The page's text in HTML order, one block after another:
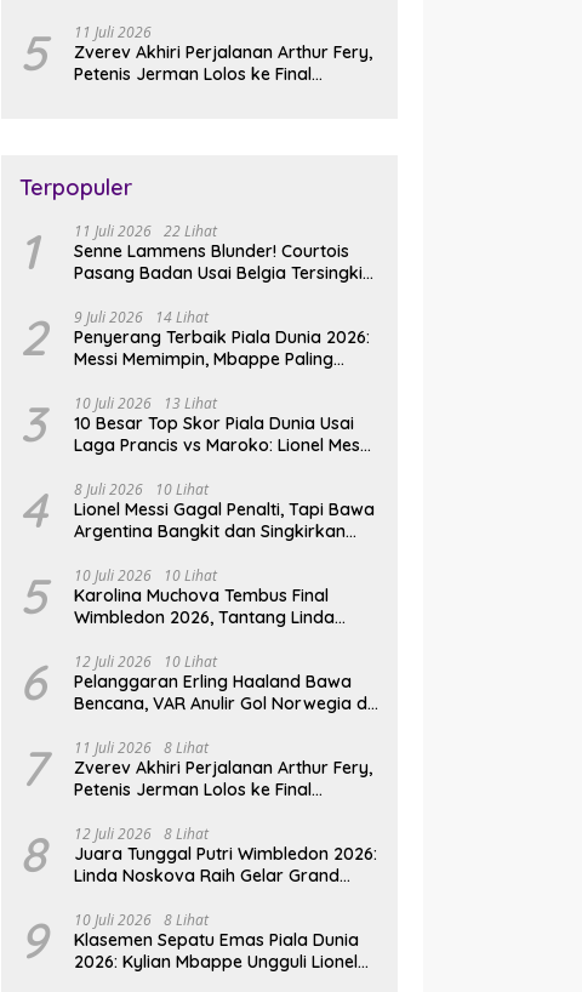
5 11 Juli 2026
Zverev Akhiri Perjalanan Arthur Fery,
Petenis Jerman Lolos ke Final
Terpopuler
1 11 Juli 2026 22 Lihat
Senne Lammens Blunder! Courtois
Pasang Badan Usai Belgia Tersingkir
2 9 Juli 2026 14 Lihat
Penyerang Terbaik Piala Dunia 2026:
Messi Memimpin, Mbappe Paling
3 10 Juli 2026 13 Lihat
10 Besar Top Skor Piala Dunia Usai
Laga Prancis vs Maroko: Lionel Messi
4 8 Juli 2026 10 Lihat
Lionel Messi Gagal Penalti, Tapi Bawa
Argentina Bangkit dan Singkirkan
5 10 Juli 2026 10 Lihat
Karolina Muchova Tembus Final
Wimbledon 2026, Tantang Linda
6 12 Juli 2026 10 Lihat
Pelanggaran Erling Haaland Bawa
Bencana, VAR Anulir Gol Norwegia di
7 11 Juli 2026 8 Lihat
Zverev Akhiri Perjalanan Arthur Fery,
Petenis Jerman Lolos ke Final
8 12 Juli 2026 8 Lihat
Juara Tunggal Putri Wimbledon 2026:
Linda Noskova Raih Gelar Grand
9 10 Juli 2026 8 Lihat
Klasemen Sepatu Emas Piala Dunia
2026: Kylian Mbappe Ungguli Lionel